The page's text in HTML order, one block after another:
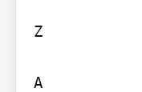
Z
A